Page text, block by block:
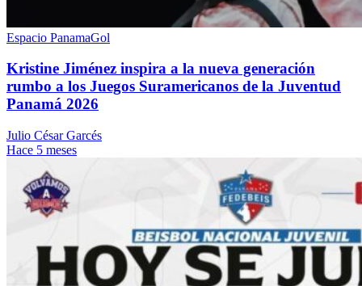
Espacio PanamaGol
Kristine Jiménez inspira a la nueva generación
rumbo a los Juegos Suramericanos de la Juventud
Panamá 2026
Julio César Garcés
Hace 5 meses